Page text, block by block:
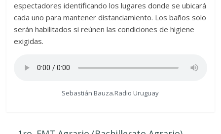
espectadores identificando los lugares donde se ubicará
cada uno para mantener distanciamiento. Los baños solo
serán habilitados si reúnen las condiciones de higiene
exigidas.
Sebastián Bauza.Radio Uruguay